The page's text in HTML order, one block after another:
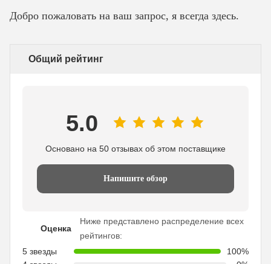
Добро пожаловать на ваш запрос, я всегда здесь.
Общий рейтинг
5.0
Основано на 50 отзывах об этом поставщике
Напишите обзор
Оценка
Ниже представлено распределение всех
рейтингов:
5 звезды
100%